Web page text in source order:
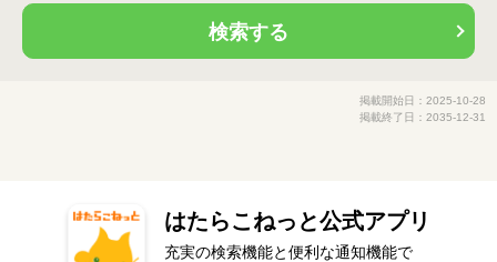
検索する
掲載開始日：2025-10-28
掲載終了日：2035-12-31
はたらこねっと公式アプリ
充実の検索機能と便利な通知機能で